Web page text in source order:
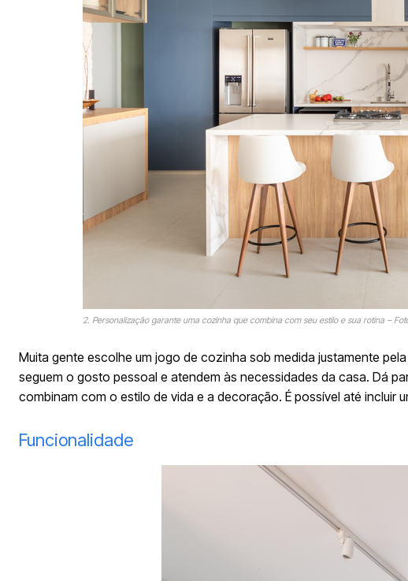
2. Personalização garante uma cozinha que combina com seu estilo e sua rotina –
Muita gente escolhe um jogo de cozinha sob medida justamente
seguem o gosto pessoal e atendem às necessidades da casa. Dá
combinam com o estilo de vida e a decoração. É possível até incluir
Funcionalidade